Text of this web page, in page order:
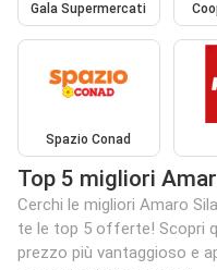
Gala Supermercati
Spazio Conad
Top 5 migliori
Cerchi le migliori Amaro
te le top 5 offerte! Scopri
prezzo più vantaggioso e